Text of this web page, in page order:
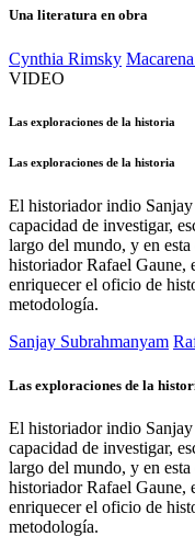
Una literatura en obra
Cynthia Rimsky
VIDEO
Las exploraciones de la historia
Las exploraciones de la historia
El historiador indio
capacidad de investigar,
largo del mundo, y en
historiador Rafael Gaune,
enriquecer el oficio de
metodología.
Sanjay Subrahmanyam
Las exploraciones de la
El historiador indio
capacidad de investigar,
largo del mundo, y en
historiador Rafael Gaune,
enriquecer el oficio de
metodología.